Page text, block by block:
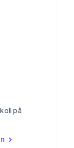
på